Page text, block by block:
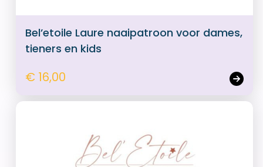
Bel’etoile Laure naaipatroon voor dames,
tieners en kids
€ 16,00